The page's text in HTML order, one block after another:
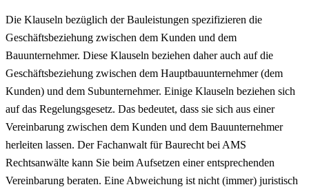
Die Klauseln bezüglich der Bauleistungen spezifizieren die
Geschäftsbeziehung zwischen dem Kunden und dem
Bauunternehmer. Diese Klauseln beziehen daher auch auf die
Geschäftsbeziehung zwischen dem Hauptbauunternehmer (dem
Kunden) und dem Subunternehmer. Einige Klauseln beziehen sich
auf das Regelungsgesetz. Das bedeutet, dass sie sich aus einer
Vereinbarung zwischen dem Kunden und dem Bauunternehmer
herleiten lassen. Der Fachanwalt für Baurecht bei AMS
Rechtsanwälte kann Sie beim Aufsetzen einer entsprechenden
Vereinbarung beraten. Eine Abweichung ist nicht (immer) juristisch